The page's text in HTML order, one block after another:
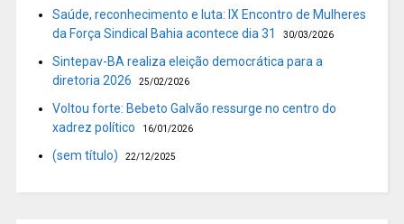
Saúde, reconhecimento e luta: IX Encontro de Mulheres
da Força Sindical Bahia acontece dia 31
30/03/2026
Sintepav-BA realiza eleição democrática para a
diretoria 2026
25/02/2026
Voltou forte: Bebeto Galvão ressurge no centro do
xadrez político
16/01/2026
(sem título) 22/12/2025